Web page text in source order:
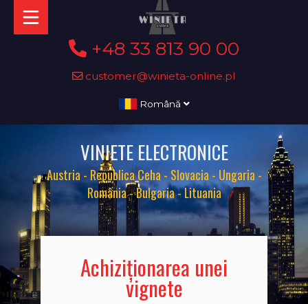
+48 33 813 90 00
customer@winieta-online.pl
Română
VINIETE ELECTRONICE
Austria - Republica Ceha - Slovacia - Ungaria -
România - Bulgaria - Lituania
Achiziționarea unei
vignete